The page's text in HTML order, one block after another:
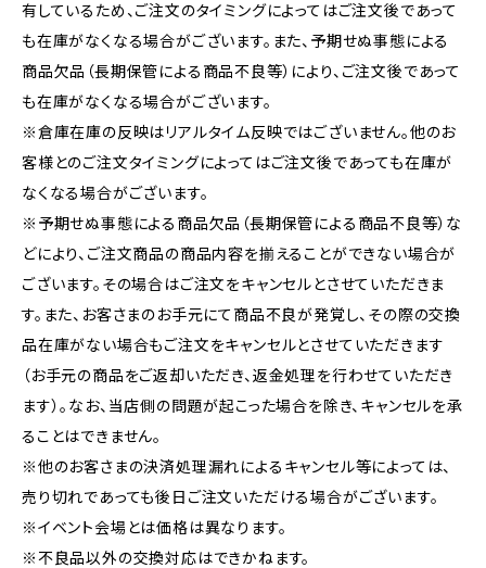
有しているため、ご注文のタイミングによってはご注文後であって
も在庫がなくなる場合がございます。また、予期せぬ事態による
商品欠品（長期保管による商品不良等）により、ご注文後であって
も在庫がなくなる場合がございます。
※倉庫在庫の反映はリアルタイム反映ではございません。他のお
客様とのご注文タイミングによってはご注文後であっても在庫が
なくなる場合がございます。
※予期せぬ事態による商品欠品（長期保管による商品不良等）な
どにより、ご注文商品の商品内容を揃えることができない場合が
ございます。その場合はご注文をキャンセルとさせていただきま
す。また、お客さまのお手元にて商品不良が発覚し、その際の交換
品在庫がない場合もご注文をキャンセルとさせていただきます
（お手元の商品をご返却いただき、返金処理を行わせていただき
ます）。なお、当店側の問題が起こった場合を除き、キャンセルを承
ることはできません。
※他のお客さまの決済処理漏れによるキャンセル等によっては、
売り切れであっても後日ご注文いただける場合がございます。
※イベント会場とは価格は異なります。
※不良品以外の交換対応はできかねます。